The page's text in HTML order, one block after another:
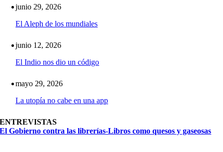
junio 29, 2026
El Aleph de los mundiales
junio 12, 2026
El Indio nos dio un código
mayo 29, 2026
La utopía no cabe en una app
ENTREVISTAS
El Gobierno contra las librerías-Libros como quesos y gaseosas